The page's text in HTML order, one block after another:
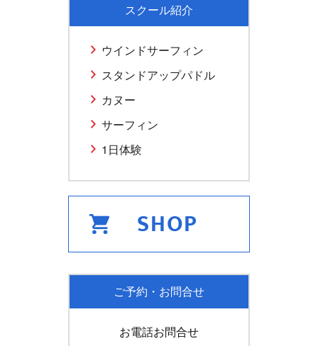
スクール紹介
ウインドサーフィン
スタンドアップパドル
カヌー
サーフィン
1日体験
ご予約・お問合せ
お電話お問合せ